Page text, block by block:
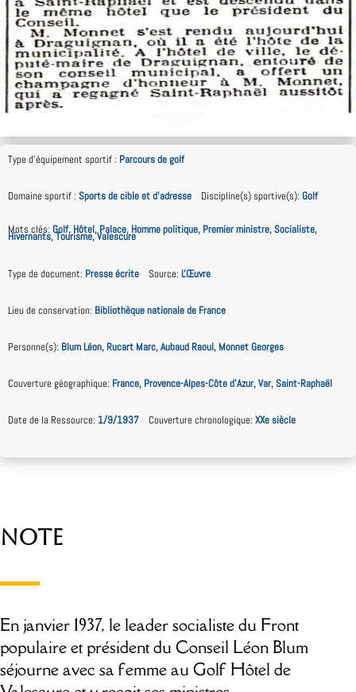
Type d'équipement sportif : Parcours de golf
Domaine sportif : Sports de cible et d'adresse Discipline(s) sportive(s): Golf
Mots clés: Golf, Hôtel, Palace, Homme politique, Premier ministre, Socialiste,
Hivernants, Tourisme, Valescure
Type de document: Presse écrite Source: L'Œuvre
Lieu de conservation: Bibliothèque nationale de France
Personne(s): Blum Léon, Rucart Marc, Aubaud Raoul, Monnet Georges
Couverture géographique: France, Provence-Alpes-Côte d’Azur, Var, Saint-Raphaël
Date de la Ressource: 1/9/1937 Couverture chronologique: XXe siècle
Note
En janvier 1937, le leader socialiste du Front
populaire et président du Conseil Léon Blum
séjourne avec sa femme au Golf Hôtel de